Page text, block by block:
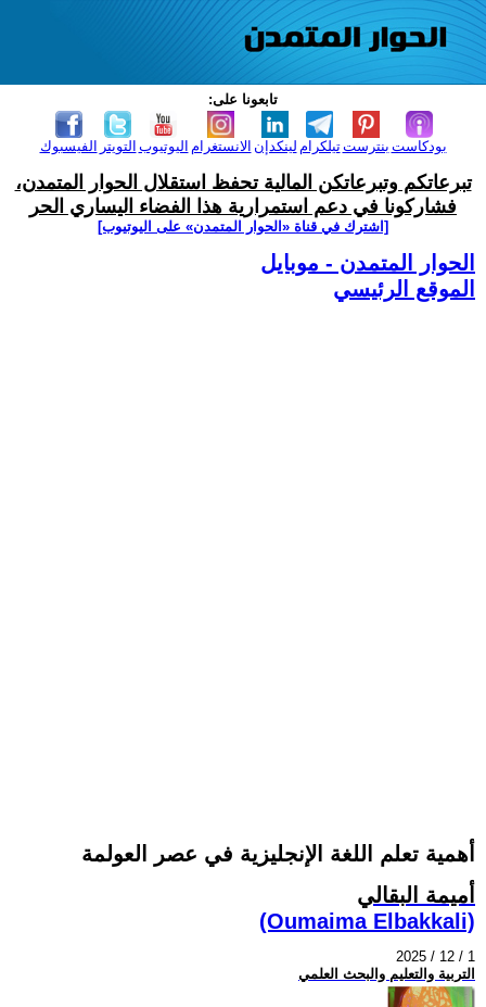
تابعونا على:
الفيسبوك التويتر اليوتيوب الانستغرام لينكدإن تيلكرامبنترست بودكاست
تبرعاتكم وتبرعاتكن المالية تحفظ استقلال الحوار المتمدن،
فشاركونا في دعم استمرارية هذا الفضاء اليساري الحر
[اشترك في قناة ‫«الحوار المتمدن» على اليوتيوب]
الحوار المتمدن - موبايل
الموقع الرئيسي
أهمية تعلم اللغة الإنجليزية في عصر العولمة
أميمة البقالي
(Oumaima Elbakkali)
2025 / 12 / 1
التربية والتعليم والبحث العلمي